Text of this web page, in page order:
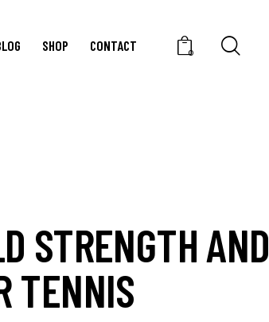
SHOP CONTACT 0
STRENGTH AND
TENNIS